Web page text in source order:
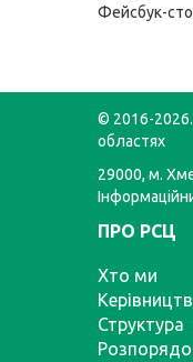
Фейсбук-
© 2016-2026.
областях
29000, м.
ПРО РСЦ
Хто ми
Структура